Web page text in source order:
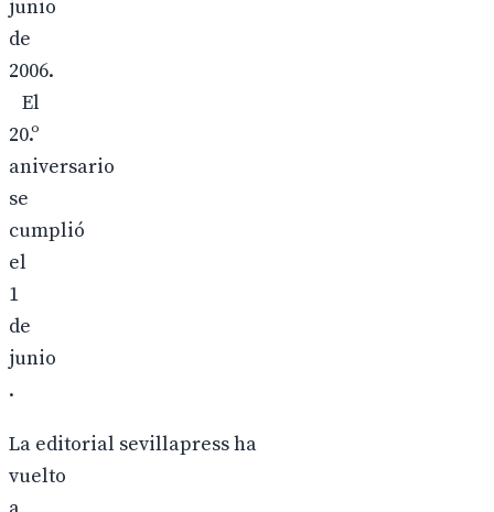
junio
de
2006.
El
20.º
aniversario
se
cumplió
el
1
de
junio
.
La editorial sevillapress ha
vuelto